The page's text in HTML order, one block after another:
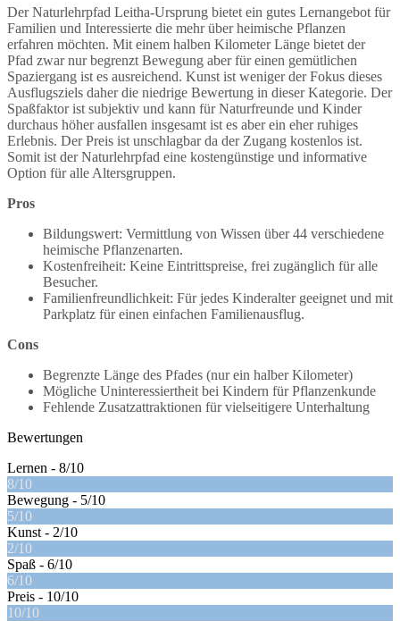
Der Naturlehrpfad Leitha-Ursprung bietet ein gutes Lernangebot für
Familien und Interessierte die mehr über heimische Pflanzen
erfahren möchten. Mit einem halben Kilometer Länge bietet der
Pfad zwar nur begrenzt Bewegung aber für einen gemütlichen
Spaziergang ist es ausreichend. Kunst ist weniger der Fokus dieses
Ausflugsziels daher die niedrige Bewertung in dieser Kategorie. Der
Spaßfaktor ist subjektiv und kann für Naturfreunde und Kinder
durchaus höher ausfallen insgesamt ist es aber ein eher ruhiges
Erlebnis. Der Preis ist unschlagbar da der Zugang kostenlos ist.
Somit ist der Naturlehrpfad eine kostengünstige und informative
Option für alle Altersgruppen.
Pros
Bildungswert: Vermittlung von Wissen über 44 verschiedene
heimische Pflanzenarten.
Kostenfreiheit: Keine Eintrittspreise, frei zugänglich für alle
Besucher.
Familienfreundlichkeit: Für jedes Kinderalter geeignet und mit
Parkplatz für einen einfachen Familienausflug.
Cons
Begrenzte Länge des Pfades (nur ein halber Kilometer)
Mögliche Uninteressiertheit bei Kindern für Pflanzenkunde
Fehlende Zusatzattraktionen für vielseitigere Unterhaltung
Bewertungen
Lernen - 8/10
8/10
Bewegung - 5/10
5/10
Kunst - 2/10
2/10
Spaß - 6/10
6/10
Preis - 10/10
10/10